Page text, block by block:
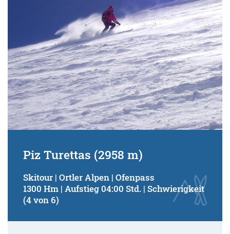
Piz Turettas (2958 m)
Skitour | Ortler Alpen | Ofenpass
1300 Hm | Aufstieg 04:00 Std. | Schwierigkeit
(4 von 6)